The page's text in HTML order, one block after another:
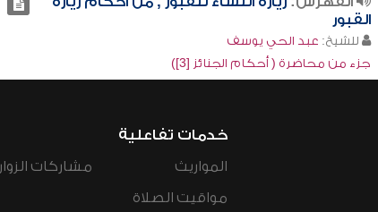
القبور
للشيخ: عبد الحي يوسف
جزء من محاضرة ( أحكام الجنائز [3])
خدمات تفاعلية
المواريث
مواقيت الصلاة
مشاركات الزوار